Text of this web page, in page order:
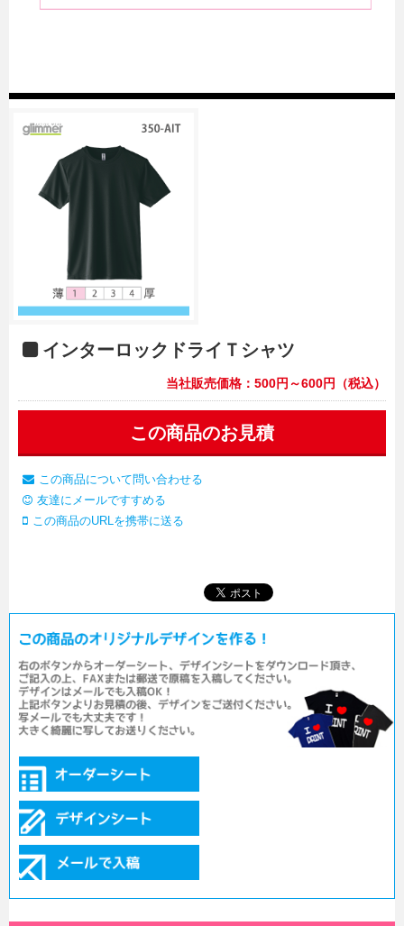
インターロックドライＴシャツ
当社販売価格：500円～600円（税込）
この商品のお見積
この商品について問い合わせる
友達にメールですすめる
この商品のURLを携帯に送る